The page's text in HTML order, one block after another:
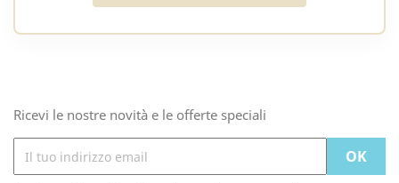
Ricevi le nostre novità e le offerte speciali